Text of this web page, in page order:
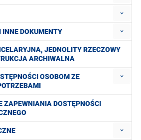
DOKUMENTY
JEDNOLITY RZECZOWY
ARCHIWALNA
OSOBOM ZE
ZAPEWNIANIA DOSTĘPNOŚCI